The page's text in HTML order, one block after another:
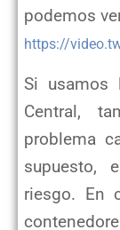
podemos
https://
Si usamos
Central,
problema
supuesto,
riesgo. En